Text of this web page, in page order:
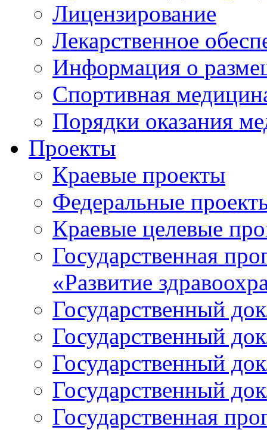
Лицензирование
Лекарственное
Информация о
Спортивная
Порядки оказания
Проекты
Краевые проекты
Федеральные
Краевые целевые
Государственная
«Развитие
Государственный
Государственный
Государственный
Государственный
Государственная